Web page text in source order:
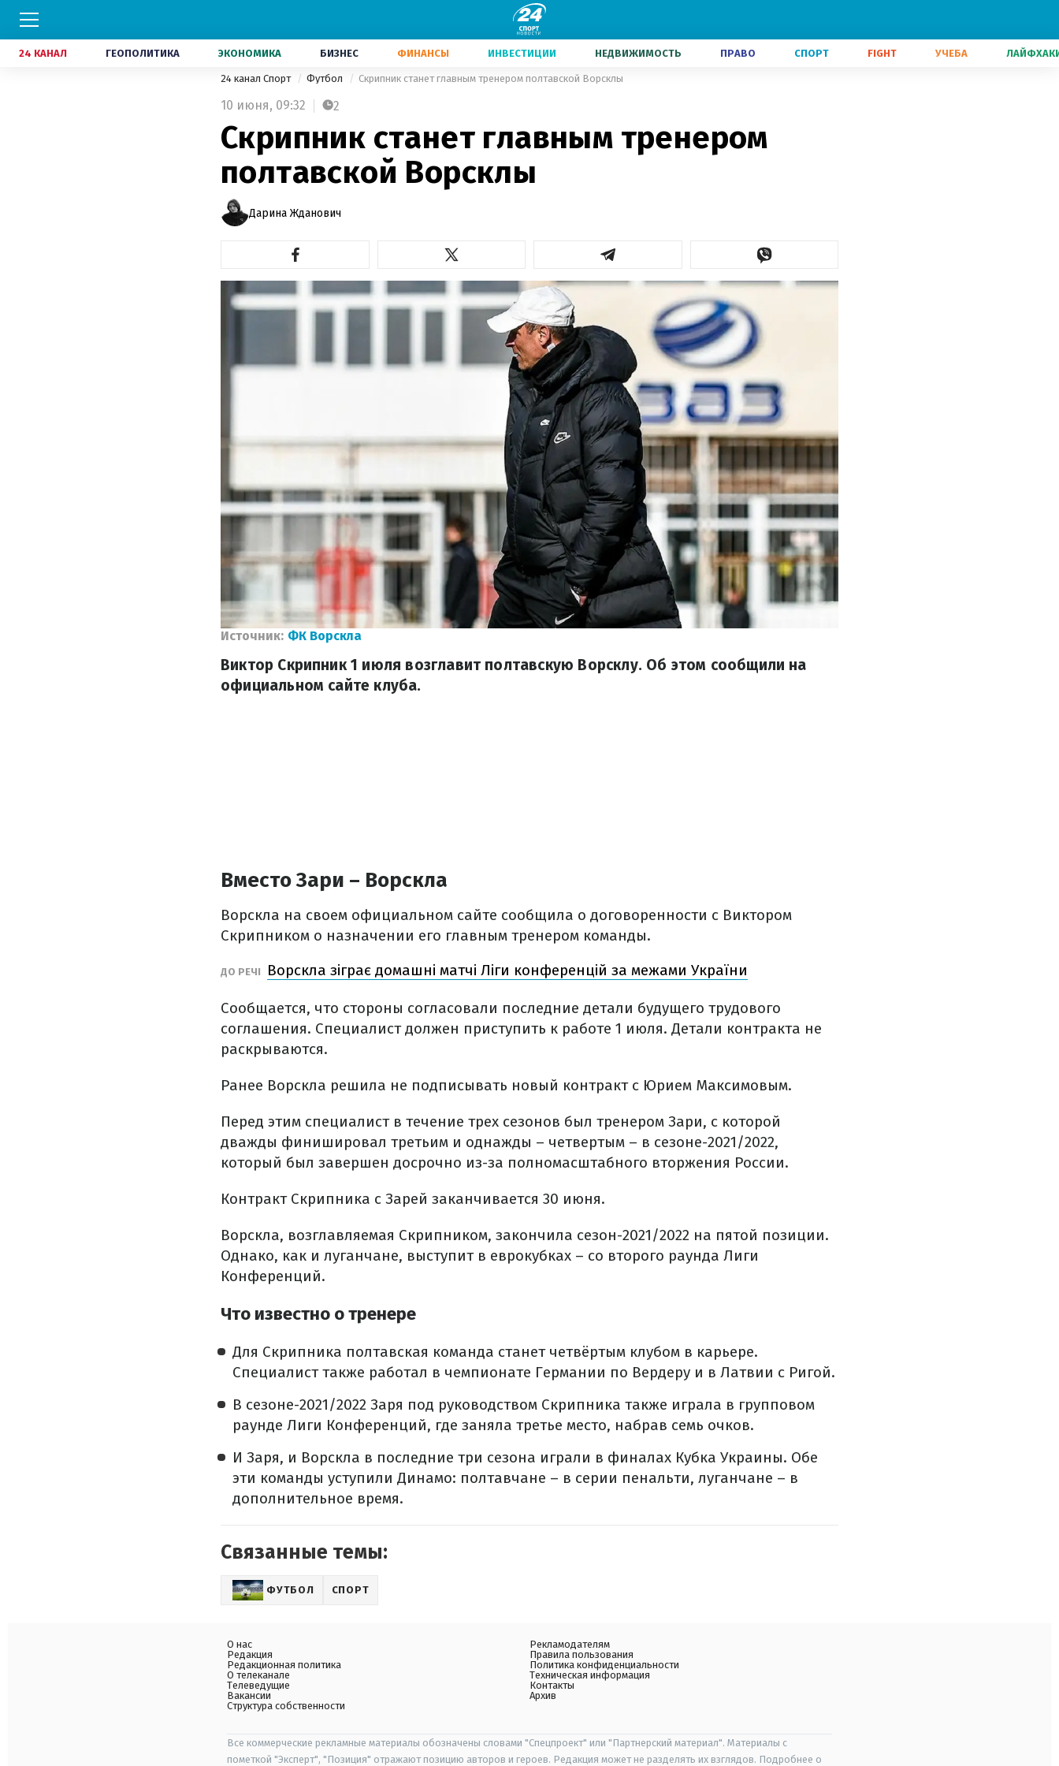
24 КАНАЛ ГЕОПОЛИТИКА ЭКОНОМИКА БИЗНЕС ФИНАНСЫ ИНВЕСТИЦИИ НЕДВИЖИМОСТЬ ПРАВО СПОРТ FIGHT УЧЕБА
24 канал Спорт Футбол Скрипник станет главным тренером полтавской Ворсклы
10 июня, 09:32 2
Скрипник станет главным тренером
полтавской Ворсклы
Дарина Жданович
Источник: ФК Ворскла
Виктор Скрипник 1 июля возглавит полтавскую Ворсклу. Об этом сообщили на
официальном сайте клуба.
Вместо Зари – Ворскла
Ворскла на своем официальном сайте сообщила о договоренности с Виктором
Скрипником о назначении его главным тренером команды.
ДО РЕЧІ Ворскла зіграє домашні матчі Ліги конференцій за межами України
Сообщается, что стороны согласовали последние детали будущего трудового
соглашения. Специалист должен приступить к работе 1 июля. Детали контракта не
раскрываются.
Ранее Ворскла решила не подписывать новый контракт с Юрием Максимовым.
Перед этим специалист в течение трех сезонов был тренером Зари, с которой
дважды финишировал третьим и однажды – четвертым – в сезоне-2021/2022,
который был завершен досрочно из-за полномасштабного вторжения России.
Контракт Скрипника с Зарей заканчивается 30 июня.
Ворскла, возглавляемая Скрипником, закончила сезон-2021/2022 на пятой позиции.
Однако, как и луганчане, выступит в еврокубках – со второго раунда Лиги
Конференций.
Что известно о тренере
Для Скрипника полтавская команда станет четвёртым клубом в карьере.
Специалист также работал в чемпионате Германии по Вердеру и в Латвии с Ригой.
В сезоне-2021/2022 Заря под руководством Скрипника также играла в групповом
раунде Лиги Конференций, где заняла третье место, набрав семь очков.
И Заря, и Ворскла в последние три сезона играли в финалах Кубка Украины. Обе
эти команды уступили Динамо: полтавчане – в серии пенальти, луганчане – в
дополнительное время.
Связанные темы:
ФУТБОЛ СПОРТ
О нас
Редакция
Редакционная политика
О телеканале
Телеведущие
Вакансии
Структура собственности
Рекламодателям
Правила пользования
Политика конфиденциальности
Техническая информация
Контакты
Архив
Все коммерческие рекламные материалы обозначены словами "Спецпроект" или "Партнерский материал". Материалы с
пометкой "Эксперт", "Позиция" отражают позицию авторов и героев. Редакция может не разделять их взглядов. Подробнее о